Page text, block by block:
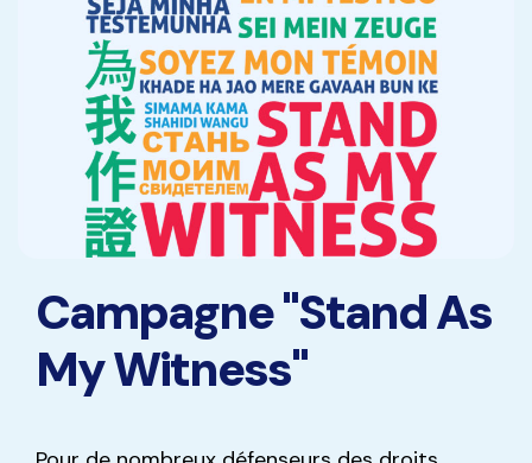
Campagne "Stand As
My Witness"